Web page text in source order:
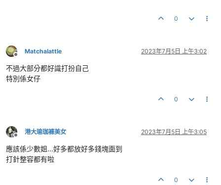
0
離線
Matchalattle 2023年7月5日 上午3:02
不過大部分都好識打扮自己
特別係女仔
0
離線
港大瑜珈褲美女 2023年7月5日 上午3:05
應該係少數姐...好多都放好多錢塊面到
打針整容都有啦
0